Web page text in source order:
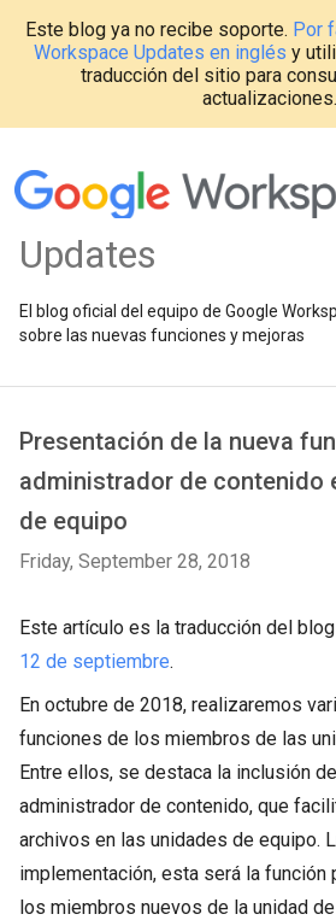
Este blog ya no recibe soporte. Por
Workspace Updates en inglés y
traducción del sitio para
actualizaciones.
Updates
El blog oficial del equipo de Google
sobre las nuevas funciones y mejoras
Presentación de la nueva
administrador de contenido
de equipo
Friday, September 28, 2018
Este artículo es la traducción del
12 de septiembre.
En octubre de 2018, realizaremos
funciones de los miembros de las
Entre ellos, se destaca la inclusión
administrador de contenido, que
archivos en las unidades de equipo.
implementación, esta será la función
los miembros nuevos de la unidad